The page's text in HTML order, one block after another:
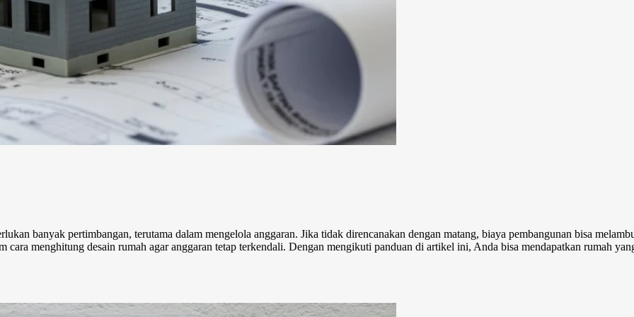
banyak pertimbangan, terutama dalam mengelola anggaran. Jika tidak direncanakan dengan matang, biaya pembangunan bisa
menghitung desain rumah agar anggaran tetap terkendali. Dengan mengikuti panduan di artikel ini, Anda bisa mendapatkan rumah